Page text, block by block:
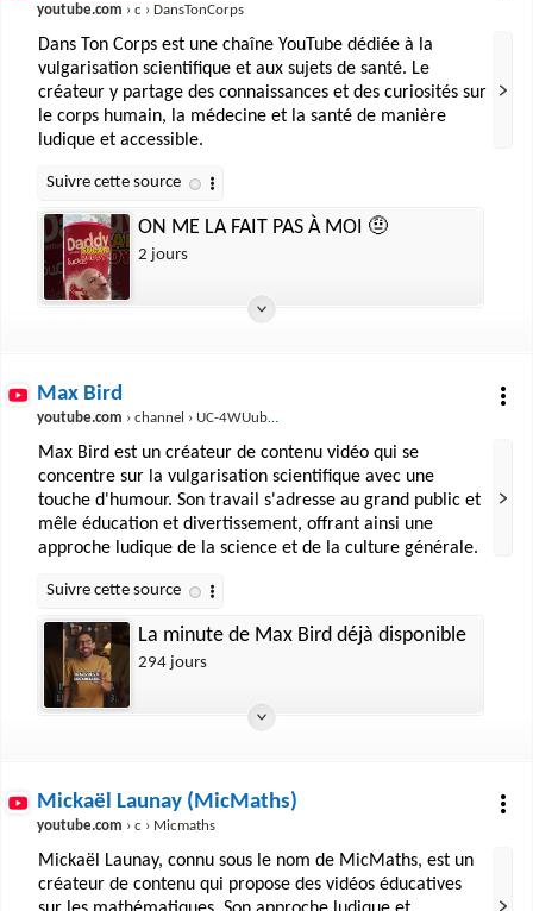
youtube.com › c › DansTonCorps
Dans Ton Corps est une chaîne YouTube dédiée à la
vulgarisation scientifique et aux sujets de santé. Le
créateur y partage des connaissances et des curiosités sur
le corps humain, la médecine et la santé de manière
ludique et accessible.
ON ME LA FAIT PAS À MOI 🤨
2 jours
Max Bird
youtube.com › channel › UC-4WUubuVGowG_R7gdgesPA
Max Bird est un créateur de contenu vidéo qui se
concentre sur la vulgarisation scientifique avec une
touche d'humour. Son travail s'adresse au grand public et
mêle éducation et divertissement, offrant ainsi une
approche ludique de la science et de la culture générale.
La minute de Max Bird déjà disponible
294 jours
Mickaël Launay (MicMaths)
youtube.com › c › Micmaths
Mickaël Launay, connu sous le nom de MicMaths, est un
créateur de contenu qui propose des vidéos éducatives